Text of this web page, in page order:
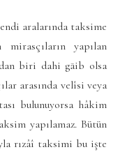
aralarında taksime
yapılan
biri dahi gāib olsa
arasında velîsi veya
bulunuyorsa hâkim
yapılamaz. Bütün
rızâî taksimi bu işte